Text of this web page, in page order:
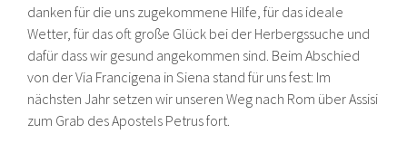
danken für die uns zugekommene Hilfe, für das ideale
Wetter, für das oft große Glück bei der Herbergssuche und
dafür dass wir gesund angekommen sind. Beim Abschied
von der Via Francigena in Siena stand für uns fest: Im
nächsten Jahr setzen wir unseren Weg nach Rom über Assisi
zum Grab des Apostels Petrus fort.